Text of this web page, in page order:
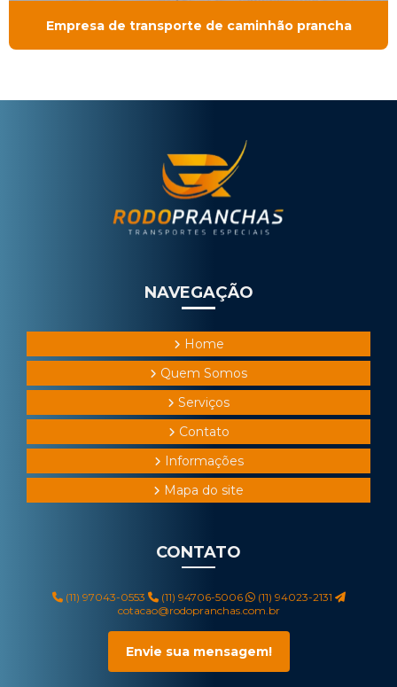
Empresa de transporte de caminhão prancha
NAVEGAÇÃO
Home
Quem Somos
Serviços
Contato
Informações
Mapa do site
CONTATO
(11) 97043-0553 (11) 94706-5006
(11) 94023-2131
cotacao@rodopranchas.com.br
Envie sua mensagem!